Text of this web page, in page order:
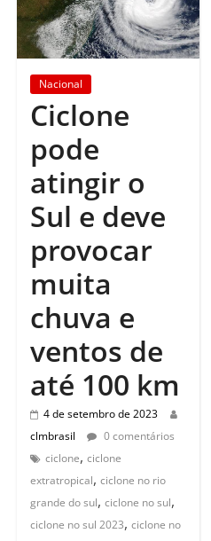
Nacional
Ciclone
pode
atingir o
Sul e deve
provocar
muita
chuva e
ventos de
até 100 km
4 de setembro de 2023
clmbrasil
0 comentários
ciclone,ciclone
extratropical,ciclone no rio
grande do sul,ciclone no sul,
ciclone no sul 2023,ciclone no